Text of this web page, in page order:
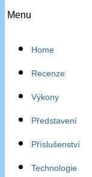
Menu
Home
Recenze
Výkony
Představení
Příslušenství
Technologie